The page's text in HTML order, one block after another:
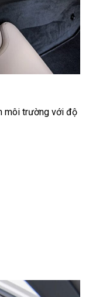
môi trường với độ